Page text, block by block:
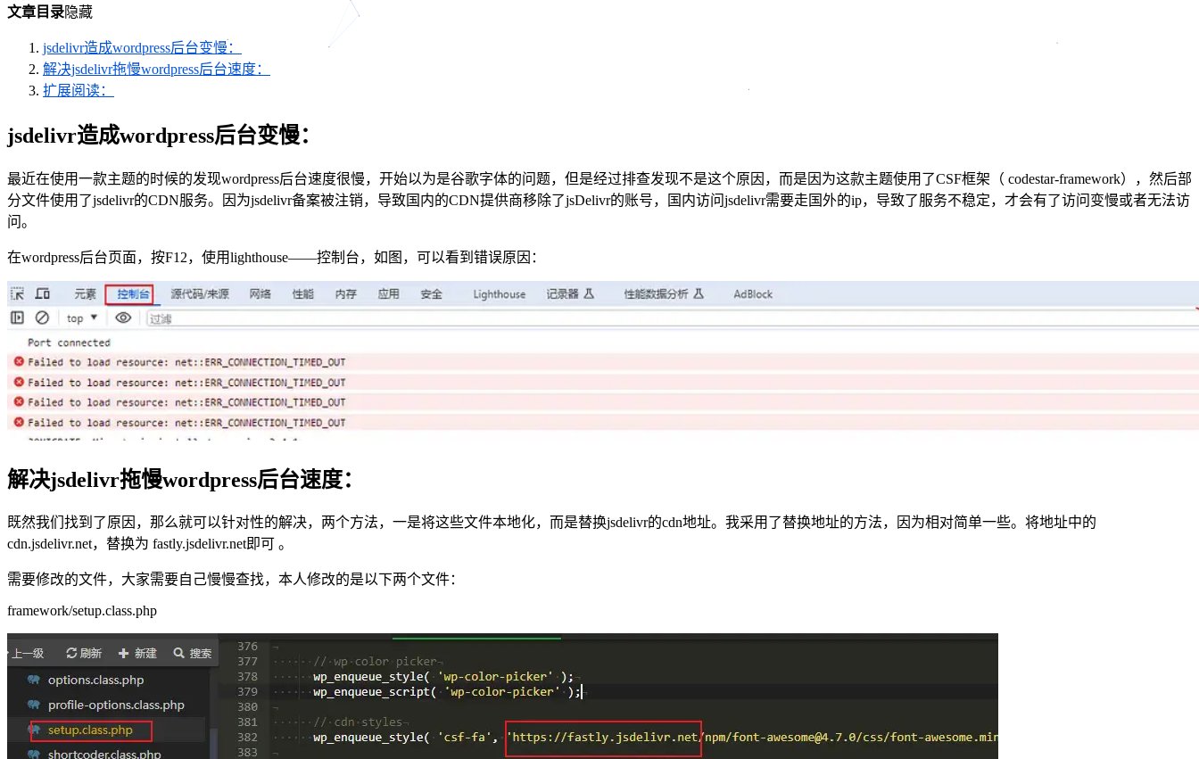
文章目录隐藏
jsdelivr造成wordpress后台变慢：
解决jsdelivr拖慢wordpress后台速度：
扩展阅读：
jsdelivr造成wordpress后台变慢：
最近在使用一款主题的时候的发现wordpress后台速度很慢，开始以为是谷歌字体的问题，但是经过排查发现不是这个原因，而是因为这款主题使用了CSF框架（ codestar-framework），然后部
分文件使用了jsdelivr的CDN服务。因为jsdelivr备案被注销，导致国内的CDN提供商移除了jsDelivr的账号，国内访问jsdelivr需要走国外的ip，导致了服务不稳定，才会有了访问变慢或者无法访
问。
在wordpress后台页面，按F12，使用lighthouse——控制台，如图，可以看到错误原因：
解决jsdelivr拖慢wordpress后台速度：
既然我们找到了原因，那么就可以针对性的解决，两个方法，一是将这些文件本地化，而是替换jsdelivr的cdn地址。我采用了替换地址的方法，因为相对简单一些。将地址中的
cdn.jsdelivr.net，替换为 fastly.jsdelivr.net即可 。
需要修改的文件，大家需要自己慢慢查找，本人修改的是以下两个文件：
framework/setup.class.php